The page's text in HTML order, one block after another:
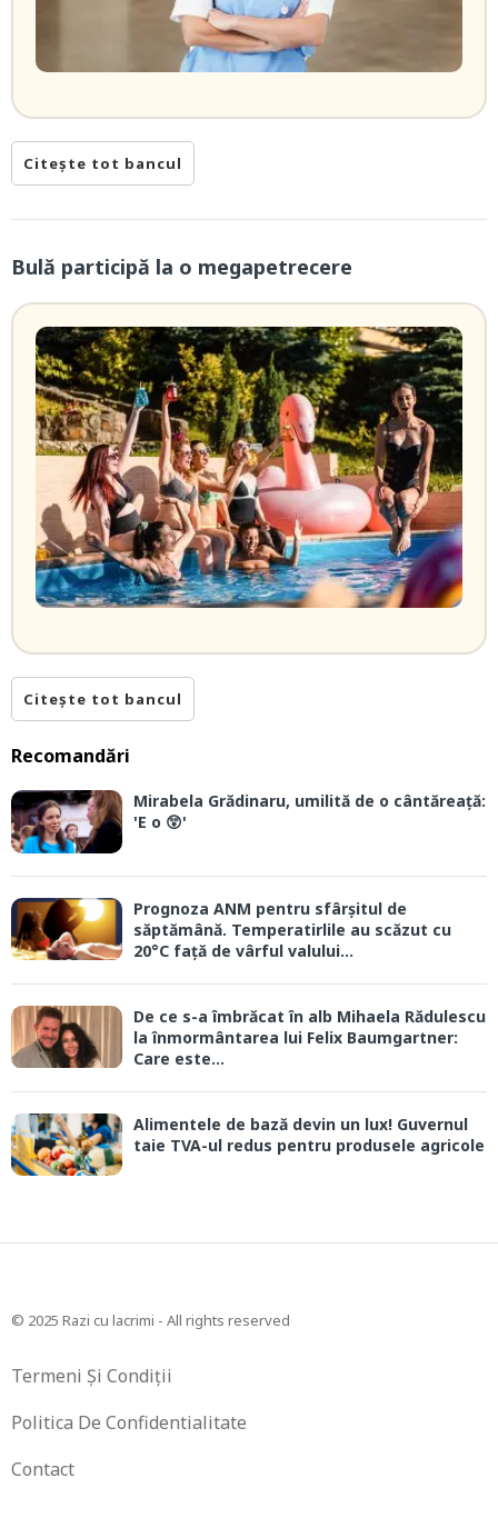
Citește tot bancul
Bulă participă la o megapetrecere
Citește tot bancul
Recomandări
Mirabela Grădinaru, umilită de o cântăreață:
'E o 😲'
Prognoza ANM pentru sfârșitul de
săptămână. Temperatirlile au scăzut cu
20°C față de vârful valului...
De ce s-a îmbrăcat în alb Mihaela Rădulescu
la înmormântarea lui Felix Baumgartner:
Care este...
Alimentele de bază devin un lux! Guvernul
taie TVA-ul redus pentru produsele agricole
© 2025 Razi cu lacrimi - All rights reserved
Termeni Și Condiții
Politica De Confidentialitate
Contact